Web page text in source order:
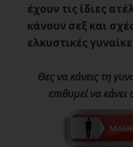
έχουν τις ίδιες
κάνουν σεξ και
ελκυστικές
Θες να κάνεις τη
επιθυμεί να